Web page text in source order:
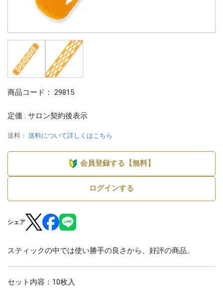
商品コード： 29815
定価 : サロン契約後表示
送料： 送料について詳しくはこちら
会員登録する【無料】
ログインする
シェア
スティックの中では使い勝手の良さから、好評の商品。
セット内容：10枚入